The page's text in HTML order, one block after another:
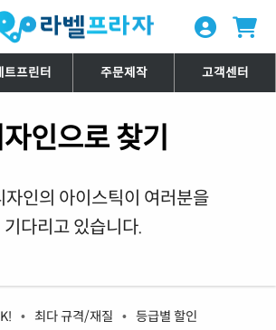
트프린터 주문제작 고객센터
인으로 찾기
자인의 아이스틱이 여러분을
기다리고 있습니다.
• 최다 규격/재질 • 등급별 할인